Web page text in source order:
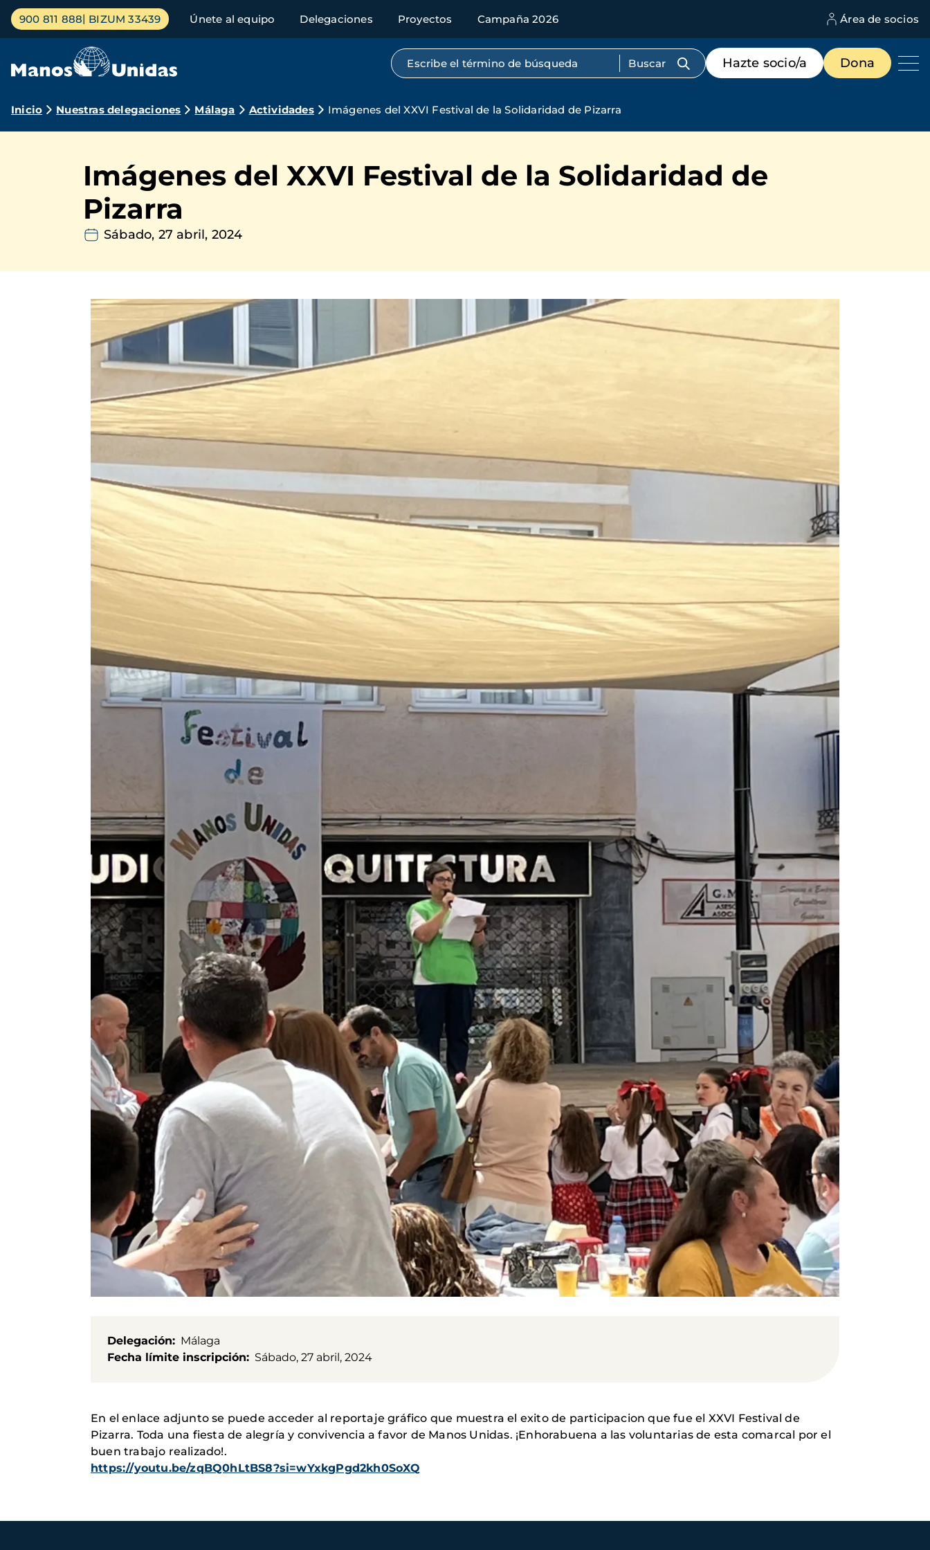
Pasar
contenido
Menú
principal
900 811 888 BIZUM 33439 Únete al equipo Delegaciones Proyectos Campaña 2026 Área de socios
Búsqueda por texto completo
Menú
de
destacados
Hazte socio/a Dona
Ruta
navegación
Inicio Nuestras delegaciones Málaga Actividades Imágenes del XXVI Festival de la Solidaridad de Pizarra
Imágenes del XXVI Festival de la Solidaridad de
Pizarra
Sábado, 27 abril, 2024
Delegación
Málaga
Fecha límite inscripción
Sábado, 27 abril, 2024
En el enlace adjunto se puede acceder al reportaje gráfico que muestra el exito de participacion que fue el XXVI Festival de
Pizarra. Toda una fiesta de alegría y convivencia a favor de Manos Unidas. ¡Enhorabuena a las voluntarias de esta comarcal por el
buen trabajo realizado!.
https://youtu.be/zqBQ0hLtBS8?si=wYxkgPgd2kh0SoXQ